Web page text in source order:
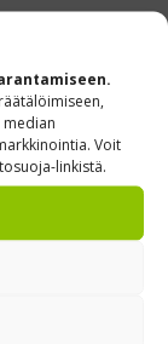
median
Voit
linkistä.